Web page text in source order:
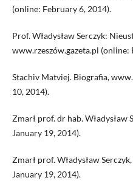
(online: February 6, 2014).
Prof. Władysław Serczyk:
www.rzeszów.gazeta.pl (online:
Stachiv Matviej. Biografia,
10, 2014).
Zmarł prof. dr hab.
January 19, 2014).
Zmarł prof. Władysław
January 19, 2014).